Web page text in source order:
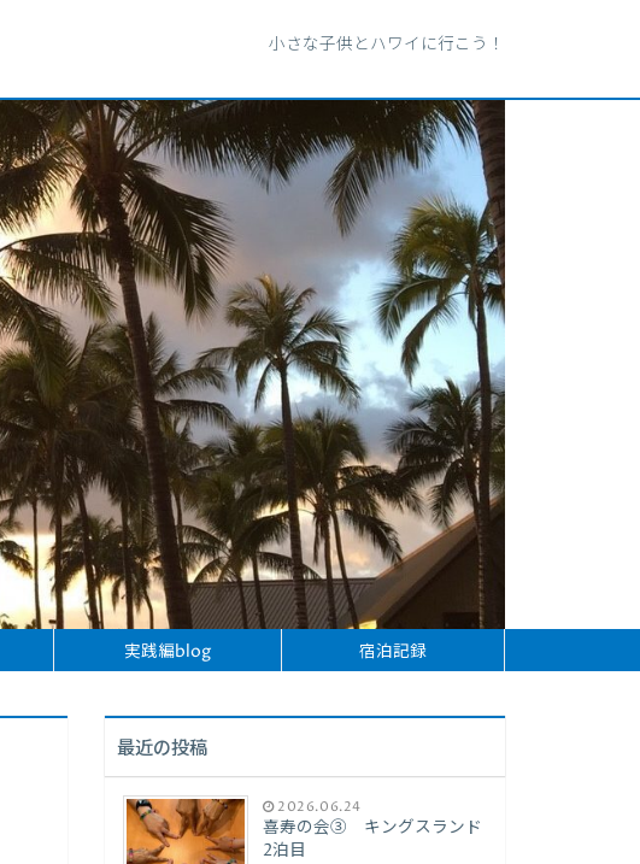
小さな子供とハワイに行こう！
実践編blog 宿泊記録
最近の投稿
2026.06.24
喜寿の会③ キングスランド
2泊目